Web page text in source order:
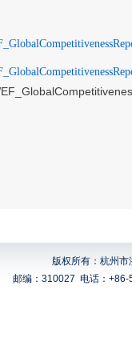
版权所有：杭州
邮编：310027 电话：